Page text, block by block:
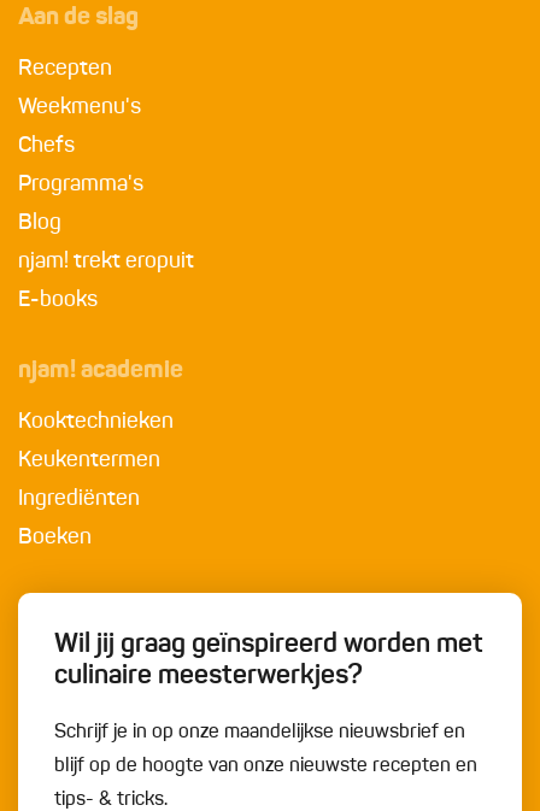
Aan de slag
Recepten
Weekmenu's
Chefs
Programma's
Blog
njam! trekt eropuit
E-books
njam! academie
Kooktechnieken
Keukentermen
Ingrediënten
Boeken
Wil jij graag geïnspireerd worden met
culinaire meesterwerkjes?
Schrijf je in op onze maandelijkse nieuwsbrief en
blijf op de hoogte van onze nieuwste recepten en
tips- & tricks.